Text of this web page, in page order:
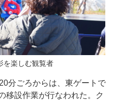
を楽しむ観覧者
分ごろからは、東ゲートで
移設作業が行なわれた。ク